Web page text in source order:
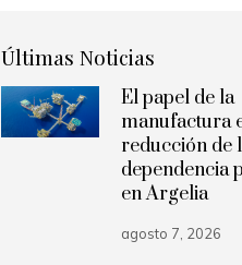
Últimas Noticias
El papel de la
manufactura
reducción de
dependencia
en Argelia
agosto 7, 2026